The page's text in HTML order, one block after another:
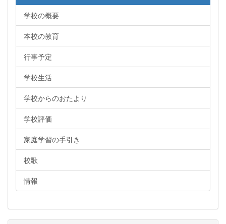
学校の概要
本校の教育
行事予定
学校生活
学校からのおたより
学校評価
家庭学習の手引き
校歌
情報